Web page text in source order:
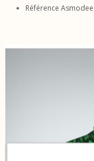
Référence